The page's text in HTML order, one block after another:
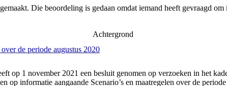
Die beoordeling is gedaan omdat iemand heeft gevraagd
Achtergrond
de periode augustus 2020
op 1 november 2021 een besluit genomen op verzoeken in het
op informatie aangaande Scenario’s en maatregelen over de